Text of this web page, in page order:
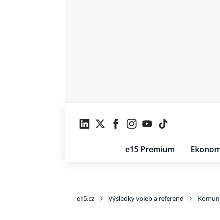
e15 Premium
e15.cz Výsledky voleb a referend